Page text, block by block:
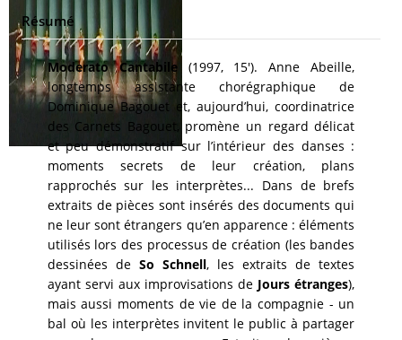
Résumé
Moderato Cantabile (1997, 15'). Anne Abeille,
longtemps assistante chorégraphique de
Dominique Bagouet et, aujourd’hui, coordinatrice
des Carnets Bagouet, promène un regard délicat
et peu démonstratif sur l’intérieur des danses :
moments secrets de leur création, plans
rapprochés sur les interprètes... Dans de brefs
extraits de pièces sont insérés des documents qui
ne leur sont étrangers qu’en apparence : éléments
utilisés lors des processus de création (les bandes
dessinées de So Schnell, les extraits de textes
ayant servi aux improvisations de Jours étranges),
mais aussi moments de vie de la compagnie - un
bal où les interprètes invitent le public à partager